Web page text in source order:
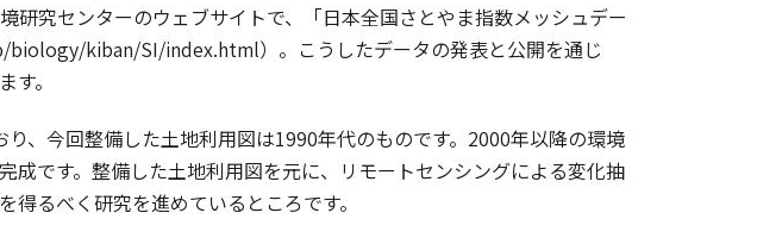
研究センターのウェブサイトで、「日本全国さとやま指数メッシュデー
kiban/SI/index.html）。こうしたデータの発表と公開を通じ
。
、今回整備した土地利用図は1990年代のものです。2000年以降の環境
成です。整備した土地利用図を元に、リモートセンシングによる変化抽
るべく研究を進めているところです。